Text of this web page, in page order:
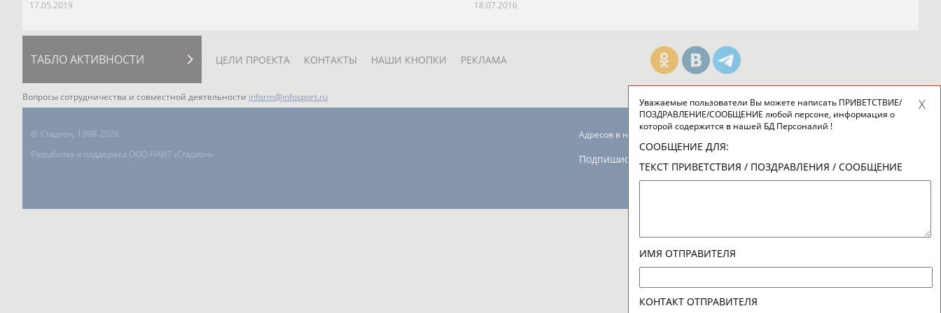
17.05.2019 18.07.2016
ТАБЛО АКТИВНОСТИ ЦЕЛИ ПРОЕКТА КОНТАКТЫ НАШИ КНОПКИ РЕКЛАМА
Вопросы сотрудничества и совместной деятельности inform@infosport.ru
© Стадион, 1998-2026
Разработка и поддержка ООО НАИТ «Стадион»
Адресов в новостной рассылке: 996
Подпишись
Уважаемые пользователи Вы можете написать ПРИВЕТСТВИЕ/
ПОЗДРАВЛЕНИЕ/СООБЩЕНИЕ любой персоне, информация о
которой содержится в нашей БД Персоналий !
СООБЩЕНИЕ ДЛЯ:
ТЕКСТ ПРИВЕТСТВИЯ / ПОЗДРАВЛЕНИЯ / СООБЩЕНИЕ
ИМЯ ОТПРАВИТЕЛЯ
КОНТАКТ ОТПРАВИТЕЛЯ